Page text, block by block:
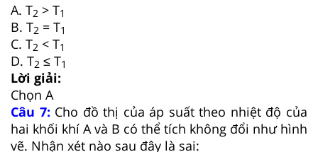
A. T2 > T1
B. T2 = T1
C. T2 < T1
D. T2 ≤ T1
Lời giải:
Chọn A
Câu 7: Cho đồ thị của áp suất theo nhiệt độ của
hai khối khí A và B có thể tích không đổi như hình
vẽ. Nhận xét nào sau đây là sai: